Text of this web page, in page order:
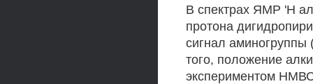
В спектрах ЯМР 'Н
протона
сигнал
того, положение
экспериментом